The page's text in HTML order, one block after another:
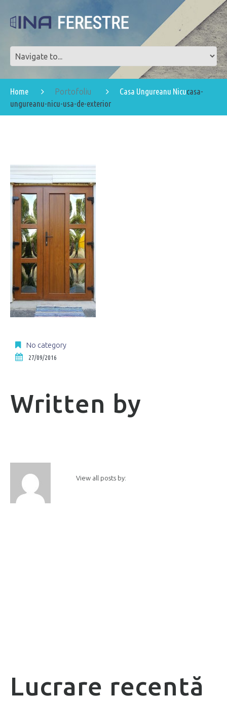
Home Portofoliu Casa Ungureanu Nicucasa-
ungureanu-nicu-usa-de-exterior
No category
27/09/2016
Written by
View all posts by:
Lucrare recentă